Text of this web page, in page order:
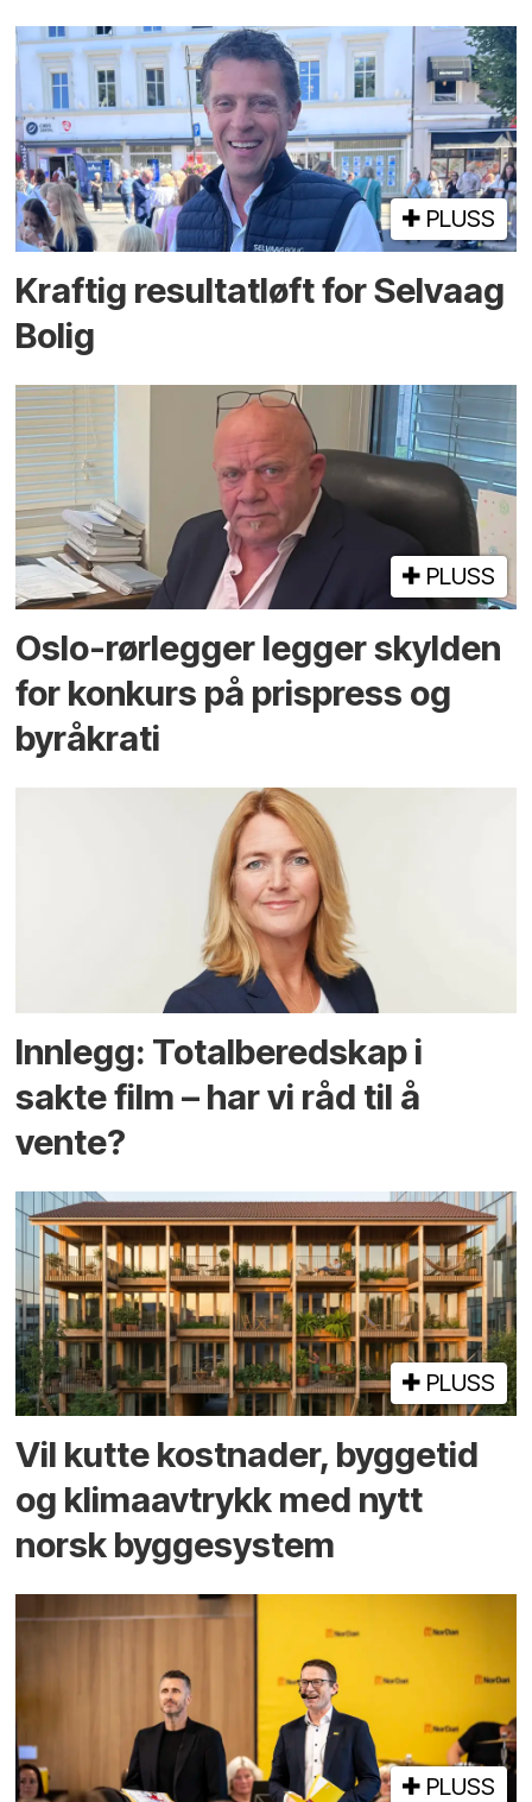
PLUSS
Kraftig resultatløft for Selvaag
Bolig
PLUSS
Oslo-rørlegger legger skylden
for konkurs på prispress og
byråkrati
Innlegg: Totalberedskap i
sakte film – har vi råd til å
vente?
PLUSS
Vil kutte kostnader, byggetid
og klima­avtrykk med nytt
norsk bygge­system
PLUSS